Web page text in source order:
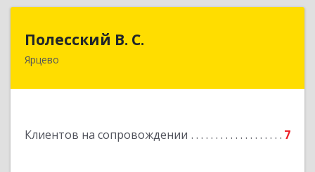
Полесский В. С.
Ярцево
Клиентов на сопровождении 7